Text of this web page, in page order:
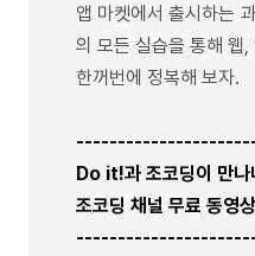
앱 마켓에서 출시하는
의 모든 실습을 통해 웹
한꺼번에 정복해 보자.
Do it!과 조코딩이 만
조코딩 채널 무료 동영